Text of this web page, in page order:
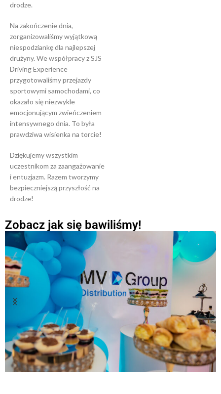
drodze.
Na zakończenie dnia,
zorganizowaliśmy wyjątkową
niespodziankę dla najlepszej
drużyny. We współpracy z SJS
Driving Experience
przygotowaliśmy przejazdy
sportowymi samochodami, co
okazało się niezwykle
emocjonującym zwieńczeniem
intensywnego dnia. To była
prawdziwa wisienka na torcie!
Dziękujemy wszystkim
uczestnikom za zaangażowanie
i entuzjazm. Razem tworzymy
bezpieczniejszą przyszłość na
drodze!
Zobacz jak się bawiliśmy!